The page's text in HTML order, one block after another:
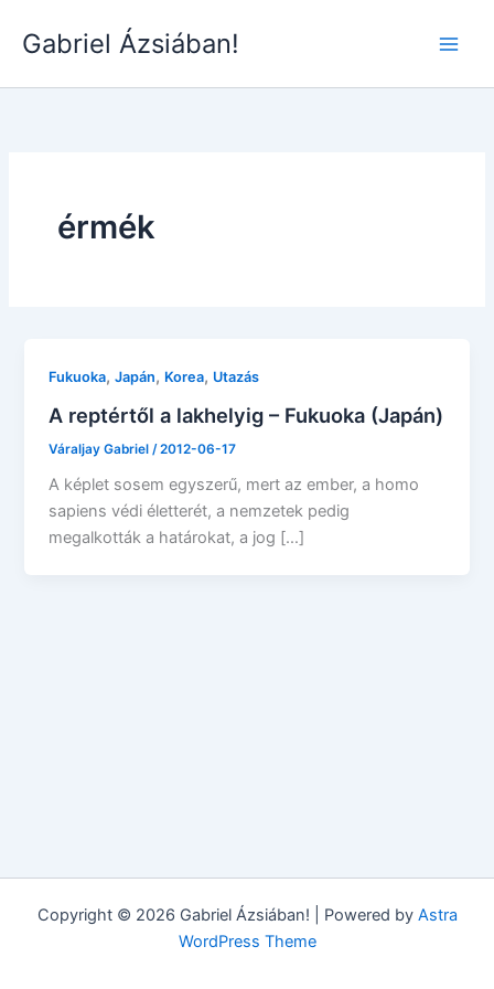
Gabriel Ázsiában!
érmék
Fukuoka,Japán, Korea, Utazás
A reptértől a lakhelyig – Fukuoka (Japán)
Váraljay Gabriel /2012-06-17
A képlet sosem egyszerű, mert az ember, a homo
sapiens védi életterét, a nemzetek pedig
megalkották a határokat, a jog […]
Copyright © 2026 Gabriel Ázsiában! | Powered by Astra
WordPress Theme